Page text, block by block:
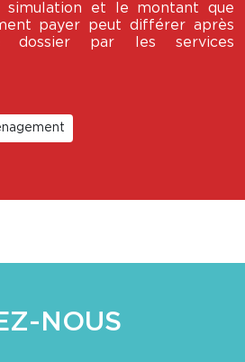
simulation et le montant que
payer peut différer après
dossier par les services
NOUS